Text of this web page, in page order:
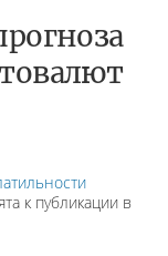
к публикации в